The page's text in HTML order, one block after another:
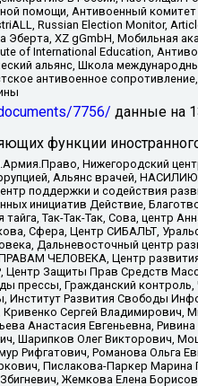
помощи, Антивоенный
Russian Election Monitor,
XZ gGmbH, Мобильная
of International Education,
альянс, Школа
антивоенное
7756/ данные на
функции иностранного
Нижегородский
Альянс врачей,
поддержки и содействия
инициатив Действие,
Так-Так-Так, Сова, центр
Сфера, Центр СИБАЛЬТ,
Дальневосточный центр
ЧЕЛОВЕКА, Центр развития
Центр Защиты Прав Средств
прессы, Гражданский
Институт Развития Свободы
Кривенко Сергей
Анастасия Евгеньевна,
Шарипков Олег Викторович,
Рифгатович, Романова Ольга
Пислакова-Паркер
Жемкова Елена